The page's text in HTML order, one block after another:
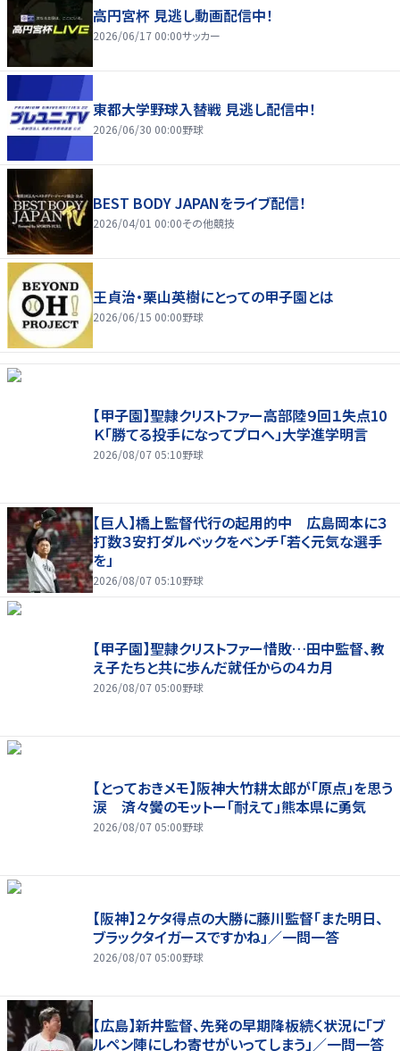
高円宮杯 見逃し動画配信中！
2026/06/17 00:00サッカー
東都大学野球入替戦 見逃し配信中！
2026/06/30 00:00野球
BEST BODY JAPANをライブ配信！
2026/04/01 00:00その他競技
王貞治・栗山英樹にとっての甲子園とは
2026/06/15 00:00野球
【甲子園】聖隷クリストファー高部陸９回１失点10
Ｋ「勝てる投手になってプロへ」大学進学明言
2026/08/07 05:10野球
【巨人】橋上監督代行の起用的中 広島岡本に３
打数３安打ダルベックをベンチ「若く元気な選手
を」
2026/08/07 05:10野球
【甲子園】聖隷クリストファー惜敗…田中監督、教
え子たちと共に歩んだ就任からの４カ月
2026/08/07 05:00野球
【とっておきメモ】阪神大竹耕太郎が「原点」を思う
涙 済々黌のモットー「耐えて」熊本県に勇気
2026/08/07 05:00野球
【阪神】２ケタ得点の大勝に藤川監督「また明日、
ブラックタイガースですかね」／一問一答
2026/08/07 05:00野球
【広島】新井監督、先発の早期降板続く状況に「ブ
ルペン陣にしわ寄せがいってしまう」／一問一答